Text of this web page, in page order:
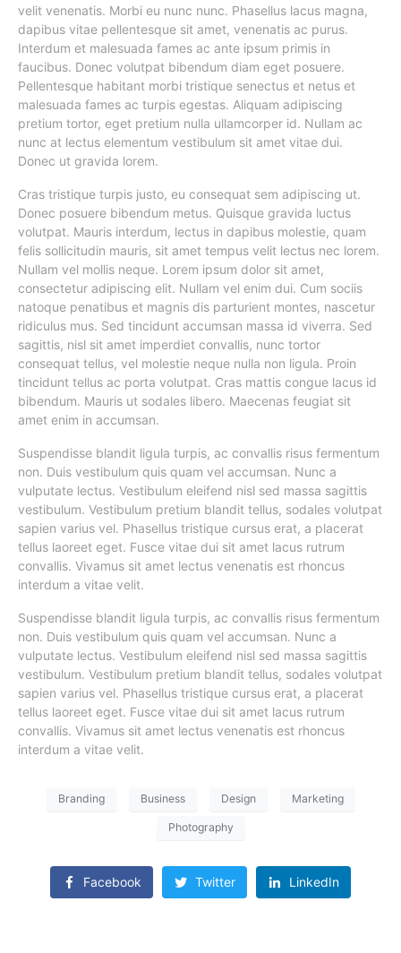
velit venenatis. Morbi eu nunc nunc. Phasellus lacus magna,
dapibus vitae pellentesque sit amet, venenatis ac purus.
Interdum et malesuada fames ac ante ipsum primis in
faucibus. Donec volutpat bibendum diam eget posuere.
Pellentesque habitant morbi tristique senectus et netus et
malesuada fames ac turpis egestas. Aliquam adipiscing
pretium tortor, eget pretium nulla ullamcorper id. Nullam ac
nunc at lectus elementum vestibulum sit amet vitae dui.
Donec ut gravida lorem.
Cras tristique turpis justo, eu consequat sem adipiscing ut.
Donec posuere bibendum metus. Quisque gravida luctus
volutpat. Mauris interdum, lectus in dapibus molestie, quam
felis sollicitudin mauris, sit amet tempus velit lectus nec lorem.
Nullam vel mollis neque. Lorem ipsum dolor sit amet,
consectetur adipiscing elit. Nullam vel enim dui. Cum sociis
natoque penatibus et magnis dis parturient montes, nascetur
ridiculus mus. Sed tincidunt accumsan massa id viverra. Sed
sagittis, nisl sit amet imperdiet convallis, nunc tortor
consequat tellus, vel molestie neque nulla non ligula. Proin
tincidunt tellus ac porta volutpat. Cras mattis congue lacus id
bibendum. Mauris ut sodales libero. Maecenas feugiat sit
amet enim in accumsan.
Suspendisse blandit ligula turpis, ac convallis risus fermentum
non. Duis vestibulum quis quam vel accumsan. Nunc a
vulputate lectus. Vestibulum eleifend nisl sed massa sagittis
vestibulum. Vestibulum pretium blandit tellus, sodales volutpat
sapien varius vel. Phasellus tristique cursus erat, a placerat
tellus laoreet eget. Fusce vitae dui sit amet lacus rutrum
convallis. Vivamus sit amet lectus venenatis est rhoncus
interdum a vitae velit.
Suspendisse blandit ligula turpis, ac convallis risus fermentum
non. Duis vestibulum quis quam vel accumsan. Nunc a
vulputate lectus. Vestibulum eleifend nisl sed massa sagittis
vestibulum. Vestibulum pretium blandit tellus, sodales volutpat
sapien varius vel. Phasellus tristique cursus erat, a placerat
tellus laoreet eget. Fusce vitae dui sit amet lacus rutrum
convallis. Vivamus sit amet lectus venenatis est rhoncus
interdum a vitae velit.
Branding Business Design Marketing
Photography
Facebook Twitter LinkedIn